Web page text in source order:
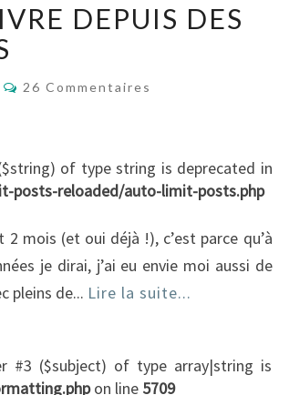
DEPUIS DES
Commentaires
26 Commentaires
of type string is deprecated in
posts-reloaded/auto-limit-posts.php
mois (et oui déjà !), c’est parce qu’à
je dirai, j’ai eu envie moi aussi de
pleins de... Lire la suite...
#3 ($subject) of type array|string is
on line 5709